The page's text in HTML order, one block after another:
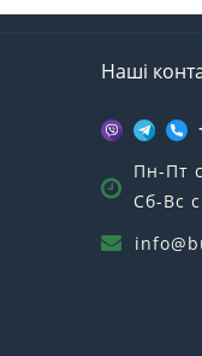
Наші
Пн-Пт
Сб-Вс